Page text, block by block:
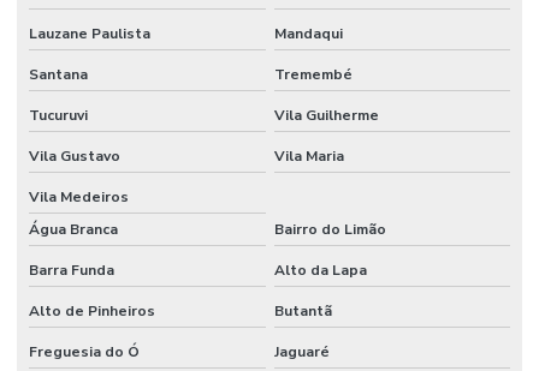
Venda de plantas ornamentais
Venda de plantas ornamentais por atacado
Venda de plantas ornamentais para empresas em campinas
Venda de vasos em campinas
Lauzane Paulista Mandaqui
Santana Tremembé
Tucuruvi Vila Guilherme
Vila Gustavo Vila Maria
Vila Medeiros
Água Branca
Bairro do Limão
Barra Funda Alto da Lapa
Alto de Pinheiros Butantã
Freguesia do Ó Jaguaré